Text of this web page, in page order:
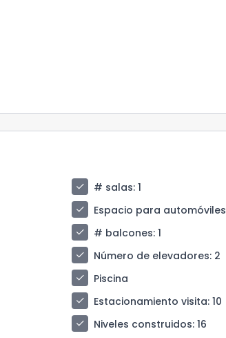
check # salas: 1
check Espacio para automóviles
check # balcones: 1
check Número de elevadores: 2
check
Piscina
check Estacionamiento visita: 10
check Niveles construidos: 16